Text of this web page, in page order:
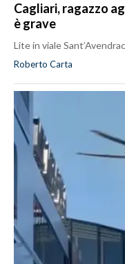
Cagliari, ragazzo
è grave
Lite in viale
Roberto Carta